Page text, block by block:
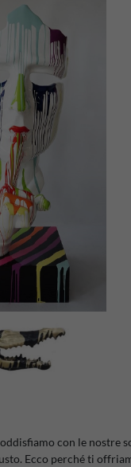
con le nostre
Ecco perché ti